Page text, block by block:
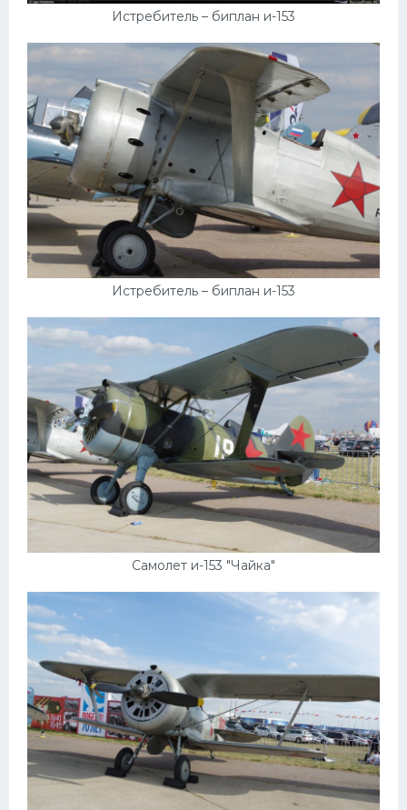
Истребитель – биплан и-153
Истребитель – биплан и-153
Самолет и-153 "Чайка"
Сузуки
Мерседес
Фольксваген
Лексус
Скания
Форд
Хавал
Кавасаки
Инфинити
ЛУАЗ
Фиат
Ситроен
Подводные лодки
Митсубиси
Киа
Танки
Крайслер
Порше